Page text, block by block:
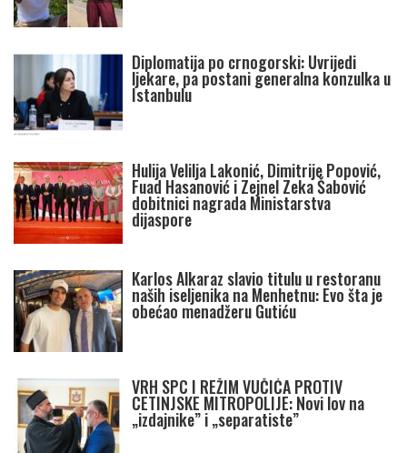
Diplomatija po crnogorski: Uvrijedi
ljekare, pa postani generalna konzulka u
Istanbulu
Hulija Velilja Lakonić, Dimitrije Popović,
Fuad Hasanović i Zejnel Zeka Šabović
dobitnici nagrada Ministarstva
dijaspore
Karlos Alkaraz slavio titulu u restoranu
naših iseljenika na Menhetnu: Evo šta je
obećao menadžeru Gutiću
VRH SPC I REŽIM VUČIĆA PROTIV
CETINJSKE MITROPOLIJE: Novi lov na
„izdajnike” i „separatiste”